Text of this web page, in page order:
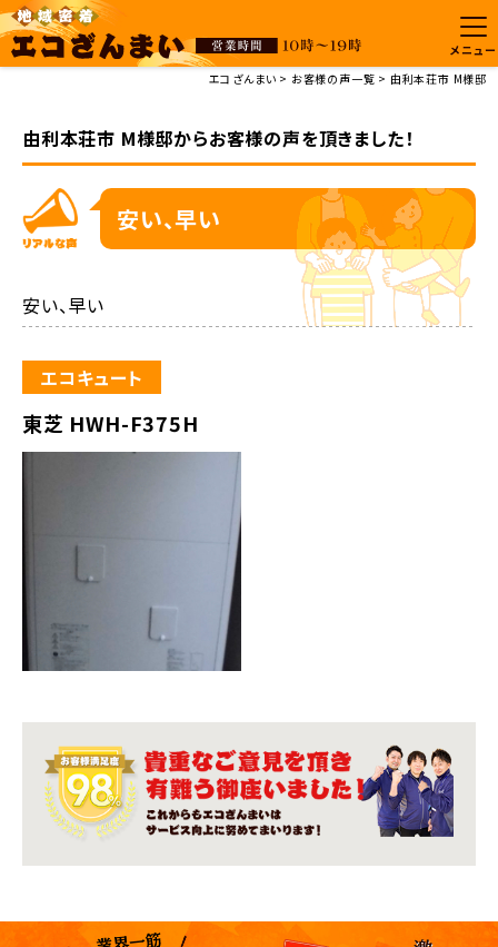
メニュー
エコざんまい
お客様の声一覧 由利本荘市 M様邸
由利本荘市 M様邸からお客様の声を頂きました！
安い、早い
安い、早い
エコキュート
東芝 HWH-F375H